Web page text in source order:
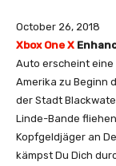
October 26, 2018
Xbox One X
Auto erscheint eine
Amerika zu Beginn
der Stadt
Linde-Bande
Kopfgeldjäger an
kämpst Du Dich